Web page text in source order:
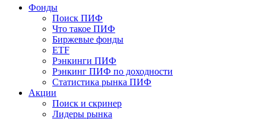
Фонды
Поиск ПИФ
Что такое ПИФ
Биржевые фонды
ETF
Рэнкинги ПИФ
Рэнкинг ПИФ по доходности
Статистика рынка ПИФ
Акции
Поиск и скринер
Лидеры рынка